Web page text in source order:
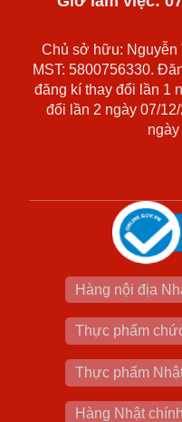
Chủ sở hữu: Nguyễn
MST: 5800756330.
đăng kí thay đổi lần 1
đổi lần 2 ngày 07/
Hàng nội địa
Thực phẩm
Thực phẩm
Hàng Nhật